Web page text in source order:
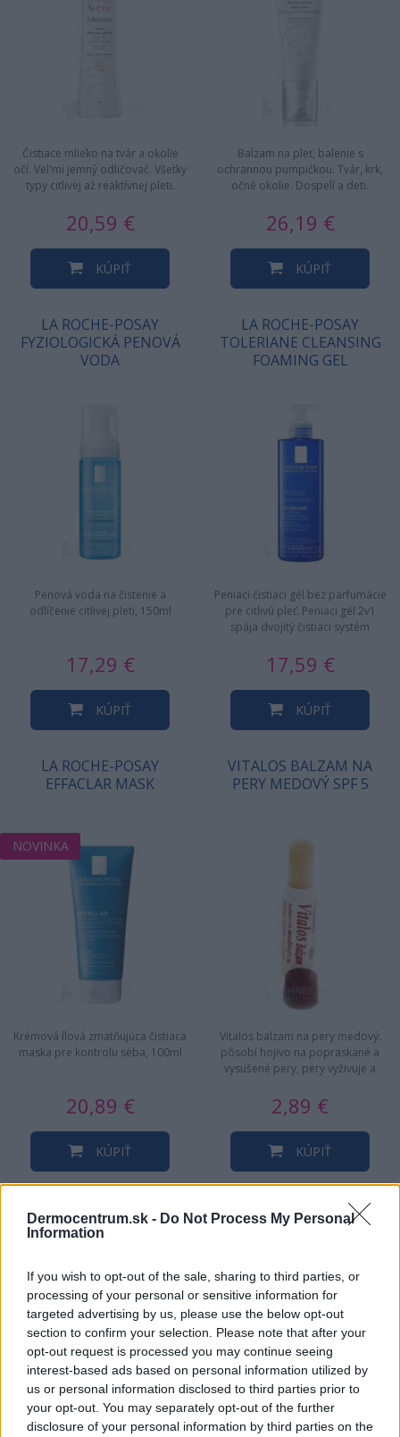
Dermocentrum.sk - Do Not Process My Personal
Information
If you wish to opt-out of the sale, sharing to third parties, or
processing of your personal or sensitive information for
targeted advertising by us, please use the below opt-out
section to confirm your selection. Please note that after your
opt-out request is processed you may continue seeing
interest-based ads based on personal information utilized by
us or personal information disclosed to third parties prior to
your opt-out. You may separately opt-out of the further
disclosure of your personal information by third parties on the
Čistiace mlieko na tvár a okolie
očí. Vel'mi jemný odličovač. Všetky
typy citlivej až reaktívnej pleti.
20,59 €
KÚPIŤ
Balzam na pleť, balenie s
ochrannou pumpičkou. Tvár, krk,
očné okolie. Dospelí a deti.
26,19 €
KÚPIŤ
LA ROCHE-POSAY
FYZIOLOGICKÁ PENOVÁ
VODA
Penová voda na čistenie a
odlíčenie citlivej pleti, 150ml
17,29 €
KÚPIŤ
LA ROCHE-POSAY
TOLERIANE CLEANSING
FOAMING GEL
Peniaci čistiaci gél bez parfumácie
pre citlivú pleť. Peniaci gél 2v1
spája dvojitý čistiaci systém
17,59 €
KÚPIŤ
LA ROCHE-POSAY
EFFACLAR MASK
NOVINKA
Krémová ílová zmatňujúca čistiaca
maska pre kontrolu séba, 100ml
20,89 €
KÚPIŤ
VITALOS BALZAM NA
PERY MEDOVÝ SPF 5
Vitalos balzam na pery medový:
pôsobí hojivo na popraskané a
vysušené pery, pery vyživuje a
2,89 €
KÚPIŤ
NAJNOVŠIE ČLÁNKY V
NAŠOM BLOGU